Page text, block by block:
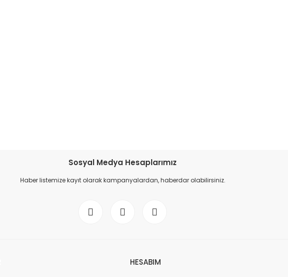
Sosyal Medya Hesaplarımız
Haber listemize kayıt olarak kampanyalardan, haberdar olabilirsiniz.
HESABIM